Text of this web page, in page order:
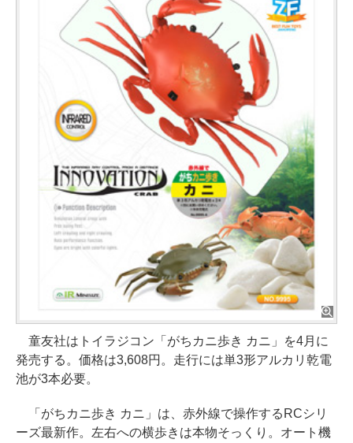
童友社はトイラジコン「がちカニ歩き カニ」を4月に
発売する。価格は3,608円。走行には単3形アルカリ乾電
池が3本必要。
「がちカニ歩き カニ」は、赤外線で操作するRCシリ
ーズ最新作。左右への横歩きは本物そっくり。オート機